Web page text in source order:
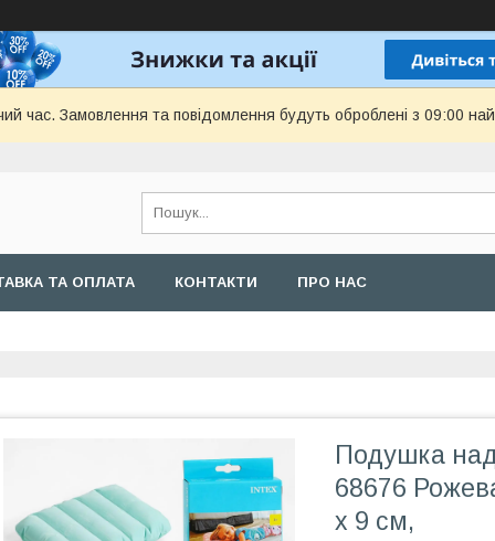
час. Замовлення та повідомлення будуть оброблені з 09:00
ТА ОПЛАТА КОНТАКТИ ПРО НАС
Подушка
68676
х 9 см,